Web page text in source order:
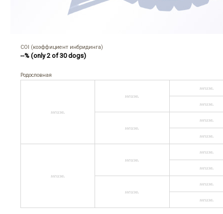
COI (коэффициент инбридинга)
--% (only 2 of 30 dogs)
Родословная
неизв.
неизв.
неизв.
неизв.
неизв.
неизв.
неизв.
неизв.
неизв.
неизв.
неизв.
неизв.
неизв.
неизв.